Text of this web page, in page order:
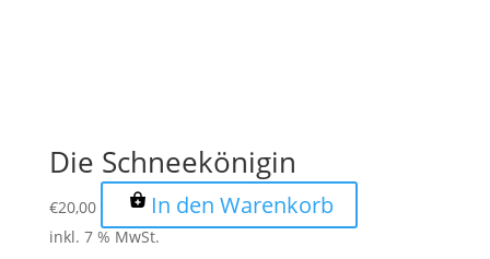
Die Schneekönigin
€20,00 In den Warenkorb
inkl. 7 % MwSt.